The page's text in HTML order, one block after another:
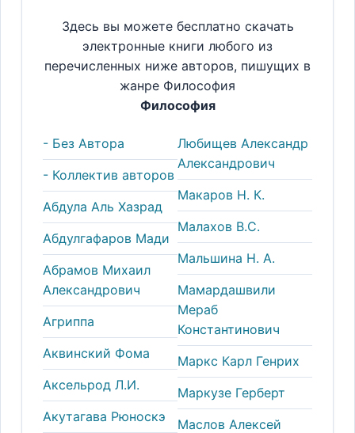
Здесь вы можете бесплатно скачать
электронные книги любого из
перечисленных ниже авторов, пишущих в
жанре Философия
Философия
- Без Автора
- Коллектив авторов
Абдула Аль Хазрад
Абдулгафаров Мади
Абрамов Михаил
Александрович
Агриппа
Аквинский Фома
Аксельрод Л.И.
Акутагава Рюноскэ
Любищев Александр
Александрович
Макаров Н. К.
Малахов В.С.
Мальшина Н. А.
Мамардашвили
Мераб
Константинович
Маркс Карл Генрих
Маркузе Герберт
Маслов Алексей